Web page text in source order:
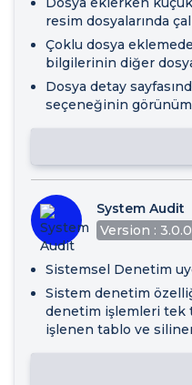
resim dosyalarında
Çoklu dosya
bilgilerinin diğer
Dosya detay
seçeneğinin
System Audit
Version : 3.0.0
Sistemsel Denetim
Sistem denetim
denetim işlemleri tek
işlenen tablo ve